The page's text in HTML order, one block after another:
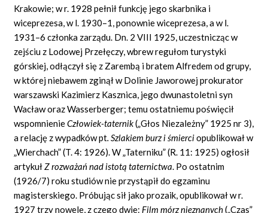
Krakowie; w r. 1928 pełnił funkcję jego skarbnika i
wiceprezesa, w l. 1930–1, ponownie wiceprezesa, a w l.
1931–6 członka zarządu. Dn. 2 VIII 1925, uczestnicząc w
zejściu z Lodowej Przełęczy, wbrew regułom turystyki
górskiej, odłączył się z Zarembą i bratem Alfredem od grupy,
w której niebawem zginął w Dolinie Jaworowej prokurator
warszawski Kazimierz Kasznica, jego dwunastoletni syn
Wacław oraz Wasserberger; temu ostatniemu poświęcił
wspomnienieCzłowiek-taternik(„Głos Niezależny” 1925 nr 3),
a relację z wypadków pt. Szlakiem burz i śmierciopublikował w
„Wierchach” (T. 4: 1926). W „Taterniku” (R. 11: 1925) ogłosił
artykułZ rozważań nad istotą taternictwa. Po ostatnim
(1926/7) roku studiów nie przystąpił do egzaminu
magisterskiego. Próbując sił jako prozaik, opublikował w r.
1927 trzy nowele, z czego dwie: Film mórz nieznanych(„Czas”